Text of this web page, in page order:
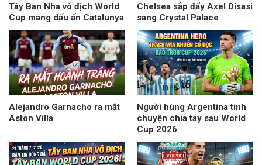
Tây Ban Nha vô địch World
Cup mang dấu ấn Catalunya
Chelsea sắp đẩy Axel Disasi
sang Crystal Palace
Alejandro Garnacho ra mắt
Aston Villa
Người hùng Argentina tính
chuyện chia tay sau World
Cup 2026